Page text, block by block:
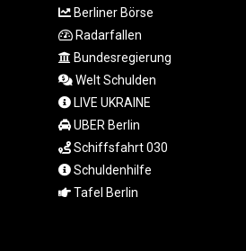
PAB 1.152181
PEN 3.894648
PGK 5.090567
PHP 70.070805
PKR 319.87712
PLN 4.300443
PYG
6853.617163
QAR 4.211823
RON 5.256075
Berliner Börse
Radarfallen
Bundesregierung
Welt Schulden
LIVE UKRAINE
UBER Berlin
Schiffsfahrt 030
Schuldenhilfe
Tafel Berlin